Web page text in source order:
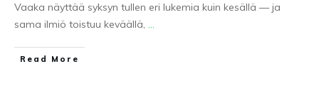
Vaaka näyttää syksyn tullen eri lukemia kuin kesällä — ja
sama ilmiö toistuu keväällä, ...
Read More